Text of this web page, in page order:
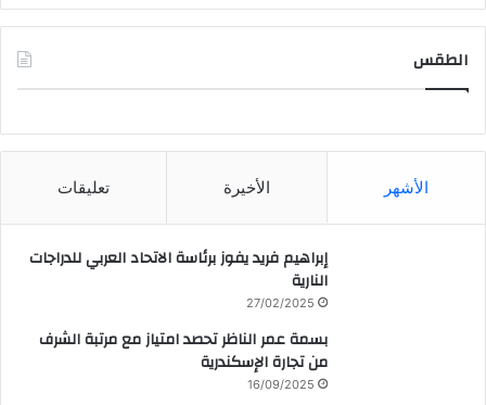
الطقس
الأشهر الأخيرة تعليقات
إبراهيم فريد يفوز برئاسة الاتحاد العربي للدراجات
النارية
27/02/2025
بسمة عمر الناظر تحصد امتياز مع مرتبة الشرف
من تجارة الإسكندرية
16/09/2025